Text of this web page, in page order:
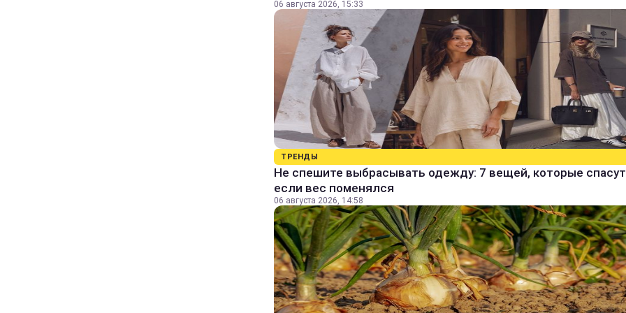
06 августа 2026, 15:33
ТРЕНДЫ
Не спешите выбрасывать одежду: 7 вещей, которые
если вес поменялся
06 августа 2026, 14:58